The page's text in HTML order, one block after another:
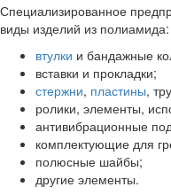
Специализированное
виды изделий из полиамида:
втулки и бандажные
вставки и прокладки;
стержни, пластины,
ролики, элементы,
антивибрационные
комплектующие для
полюсные шайбы;
другие элементы.